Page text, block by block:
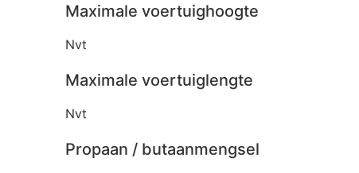
Maximale voertuighoogte
Nvt
Maximale voertuiglengte
Nvt
Propaan / butaanmengsel